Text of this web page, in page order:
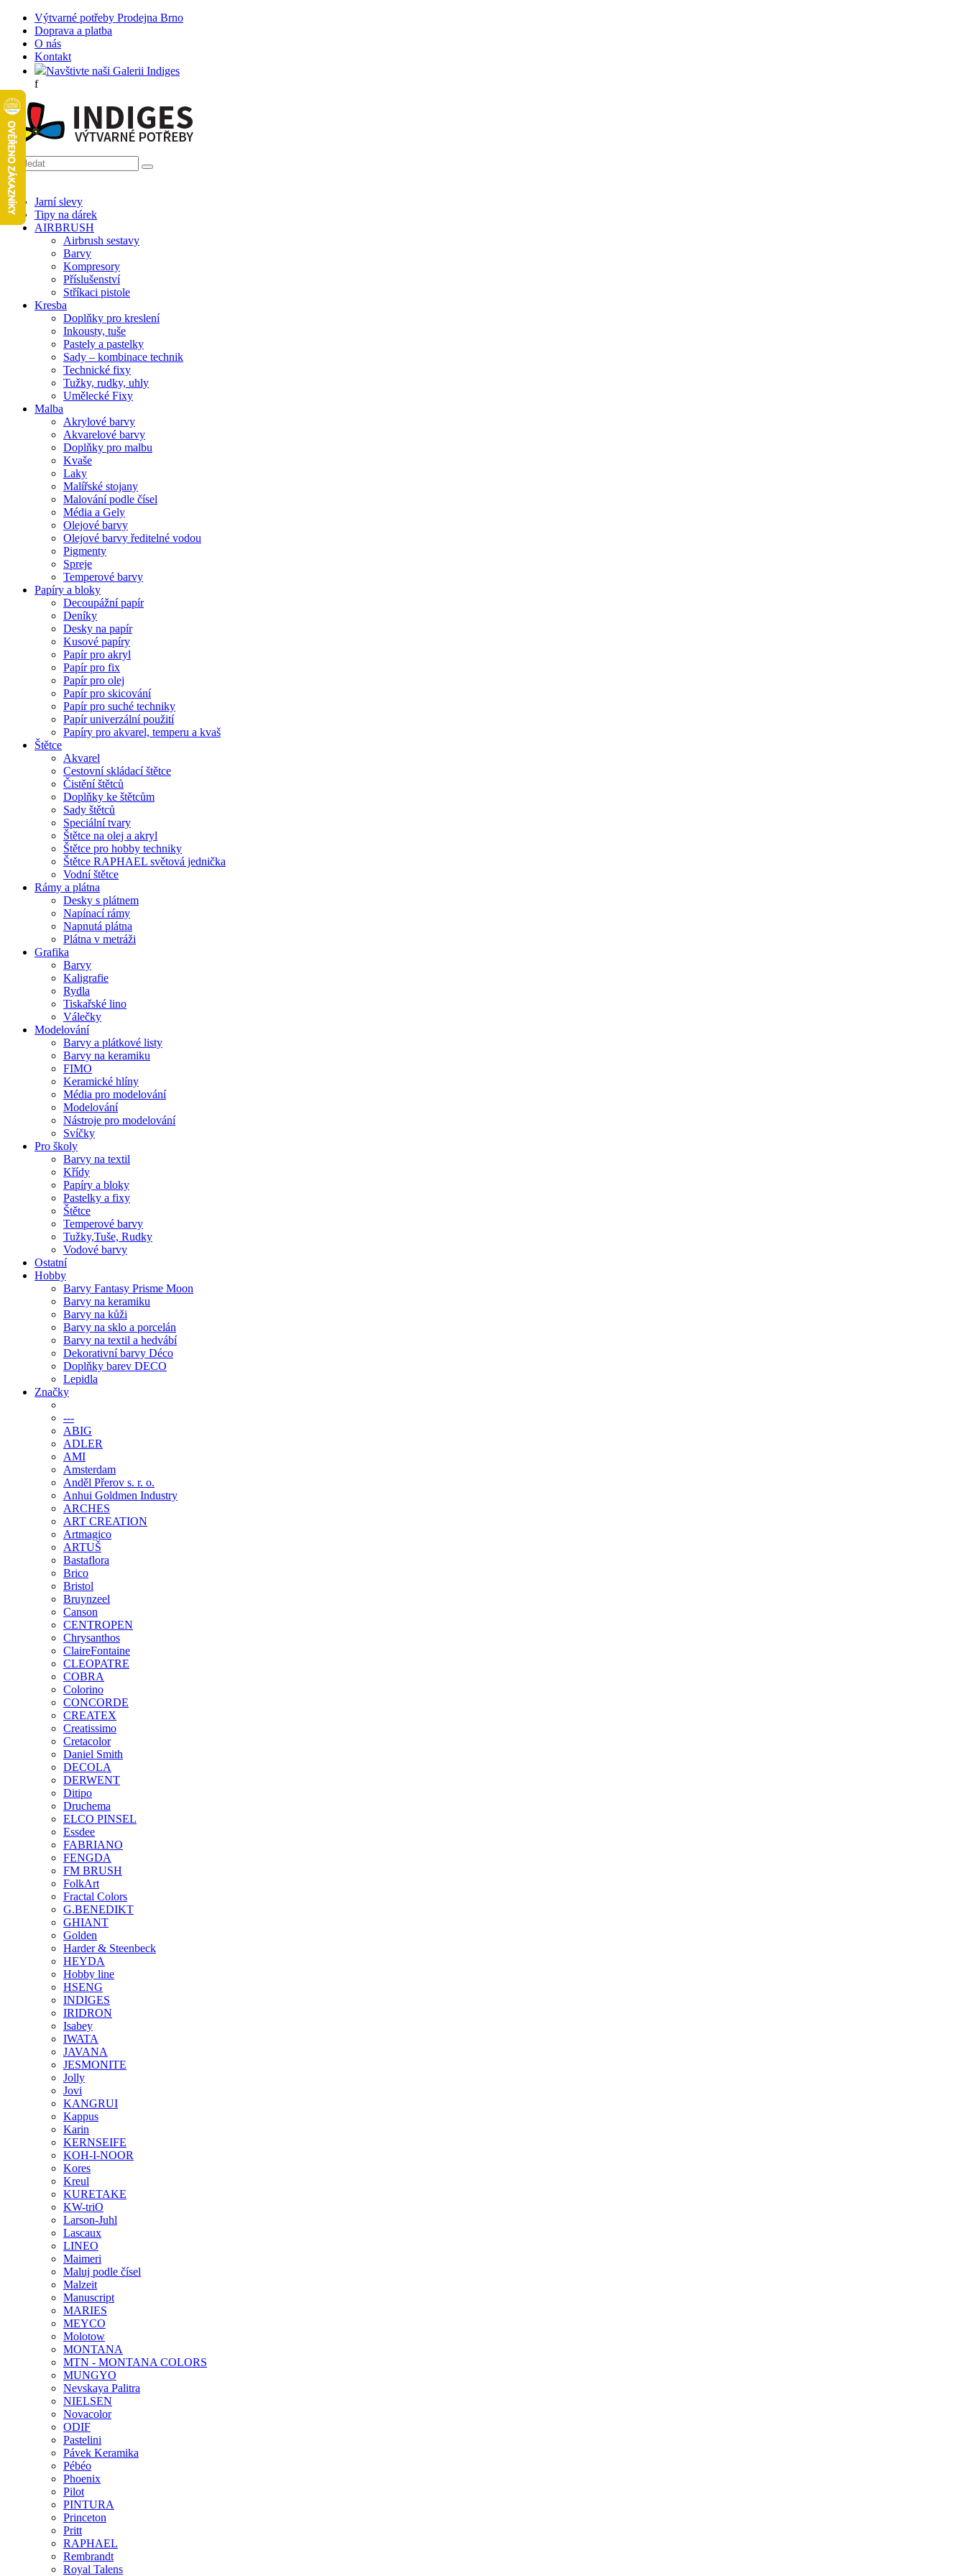
Výtvarné potřeby Prodejna Brno
Doprava a platba
O nás
Kontakt
Navštivte naši Galerii Indiges
f
Jarní slevy
Tipy na dárek
AIRBRUSH
Airbrush sestavy
Barvy
Kompresory
Příslušenství
Stříkaci pistole
Kresba
Doplňky pro kreslení
Inkousty, tuše
Pastely a pastelky
Sady – kombinace technik
Technické fixy
Tužky, rudky, uhly
Umělecké Fixy
Malba
Akrylové barvy
Akvarelové barvy
Doplňky pro malbu
Kvaše
Laky
Malířské stojany
Malování podle čísel
Média a Gely
Olejové barvy
Olejové barvy ředitelné vodou
Pigmenty
Spreje
Temperové barvy
Papíry a bloky
Decoupážní papír
Deníky
Desky na papír
Kusové papíry
Papír pro akryl
Papír pro fix
Papír pro olej
Papír pro skicování
Papír pro suché techniky
Papír univerzální použití
Papíry pro akvarel, temperu a kvaš
Štětce
Akvarel
Cestovní skládací štětce
Čistění štětců
Doplňky ke štětcům
Sady štětců
Speciální tvary
Štětce na olej a akryl
Štětce pro hobby techniky
Štětce RAPHAEL světová jednička
Vodní štětce
Rámy a plátna
Desky s plátnem
Napínací rámy
Napnutá plátna
Plátna v metráži
Grafika
Barvy
Kaligrafie
Rydla
Tiskařské lino
Válečky
Modelování
Barvy a plátkové listy
Barvy na keramiku
FIMO
Keramické hlíny
Média pro modelování
Modelování
Nástroje pro modelování
Svíčky
Pro školy
Barvy na textil
Křídy
Papíry a bloky
Pastelky a fixy
Štětce
Temperové barvy
Tužky,Tuše, Rudky
Vodové barvy
Ostatní
Hobby
Barvy Fantasy Prisme Moon
Barvy na keramiku
Barvy na kůži
Barvy na sklo a porcelán
Barvy na textil a hedvábí
Dekorativní barvy Déco
Doplňky barev DECO
Lepidla
Značky
---
ABIG
ADLER
AMI
Amsterdam
Anděl Přerov s. r. o.
Anhui Goldmen Industry
ARCHES
ART CREATION
Artmagico
ARTUŠ
Bastaflora
Brico
Bristol
Bruynzeel
Canson
CENTROPEN
Chrysanthos
ClaireFontaine
CLEOPATRE
COBRA
Colorino
CONCORDE
CREATEX
Creatissimo
Cretacolor
Daniel Smith
DECOLA
DERWENT
Ditipo
Druchema
ELCO PINSEL
Essdee
FABRIANO
FENGDA
FM BRUSH
FolkArt
Fractal Colors
G.BENEDIKT
GHIANT
Golden
Harder & Steenbeck
HEYDA
Hobby line
HSENG
INDIGES
IRIDRON
Isabey
IWATA
JAVANA
JESMONITE
Jolly
Jovi
KANGRUI
Kappus
Karin
KERNSEIFE
KOH-I-NOOR
Kores
Kreul
KURETAKE
KW-triO
Larson-Juhl
Lascaux
LINEO
Maimeri
Maluj podle čísel
Malzeit
Manuscript
MARIES
MEYCO
Molotow
MONTANA
MTN - MONTANA COLORS
MUNGYO
Nevskaya Palitra
NIELSEN
Novacolor
ODIF
Pastelini
Pávek Keramika
Pébéo
Phoenix
Pilot
PINTURA
Princeton
Pritt
RAPHAEL
Rembrandt
Royal Talens